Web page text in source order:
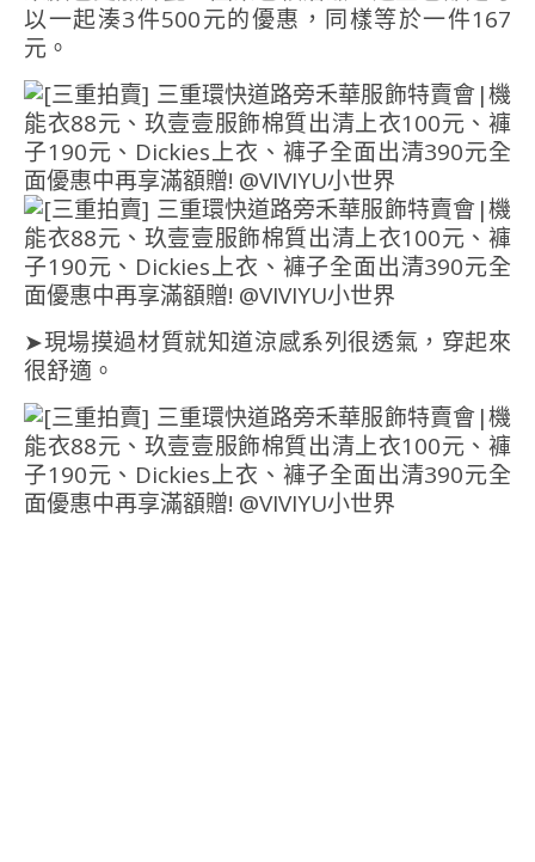
以一起湊3件500元的優惠，同樣等於一件167
元。
➤現場摸過材質就知道涼感系列很透氣，穿起來
很舒適。